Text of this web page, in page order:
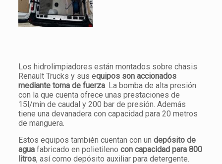
Los hidrolimpiadores están montados sobre chasis
Renault Trucks y sus equipos son accionados
mediante toma de fuerza. La bomba de alta presión
con la que cuenta ofrece unas prestaciones de
15l/min de caudal y 200 bar de presión. Además
tiene una devanadera con capacidad para 20 metros
de manguera.
Estos equipos también cuentan con un depósito de
aguafabricado en polietileno con capacidad para 800
litros, así como depósito auxiliar para detergente.